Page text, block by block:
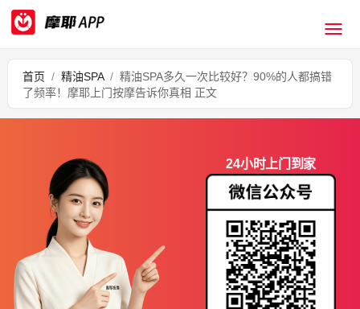
首页 / 精油SPA / 精油SPA多久一次比较好？90%的人都搞错
了频率！摩耶上门按摩告诉你真相 正文
24小时上门到家